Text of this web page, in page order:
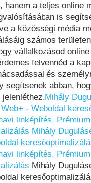
hanem a teljes online
is
a közösségi média
számos
vállalkozásod
felvennéd a
és
segítsenek abban,
Mihály
- Weboldal
linképítés,
Mihály
linképítés,
Mihály